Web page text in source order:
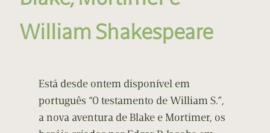
William Shakespeare
Está desde ontem disponível em
português “O testamento de William S.”,
a nova aventura de Blake e Mortimer, os